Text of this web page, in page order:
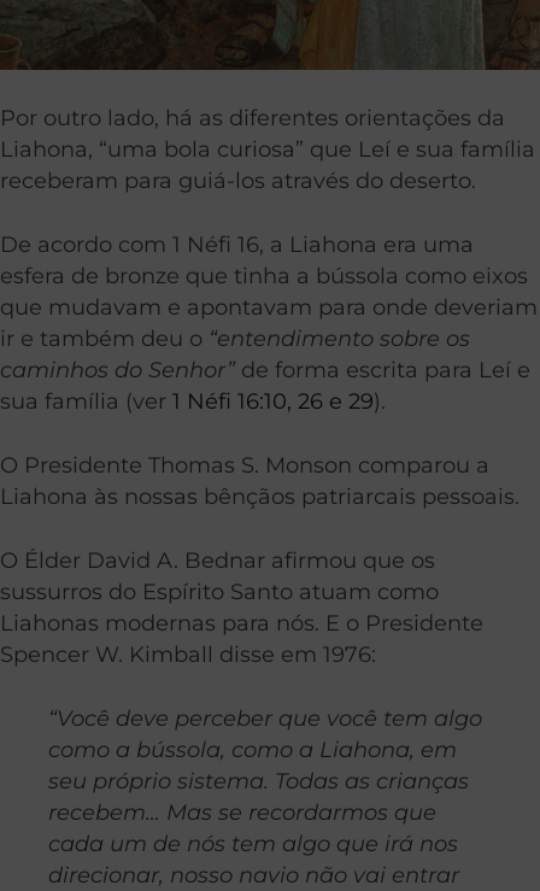
Por outro lado, há as diferentes orientações da
Liahona, “uma bola curiosa” que Leí e sua família
receberam para guiá-los através do deserto.
De acordo com 1 Néfi 16, a Liahona era uma
esfera de bronze que tinha a bússola como eixos
que mudavam e apontavam para onde deveriam
ir e também deu o “entendimento sobre os
caminhos do Senhor”de forma escrita para Leí e
sua família (ver 1 Néfi 16:10, 26 e 29).
O Presidente Thomas S. Monson comparou a
Liahona às nossas bênçãos patriarcais pessoais.
O Élder David A. Bednar afirmou que os
sussurros do Espírito Santo atuam como
Liahonas modernas para nós. E o Presidente
Spencer W. Kimball disse em 1976:
“Você deve perceber que você tem algo
como a bússola, como a Liahona, em
seu próprio sistema. Todas as crianças
recebem… Mas se recordarmos que
cada um de nós tem algo que irá nos
direcionar, nosso navio não vai entrar